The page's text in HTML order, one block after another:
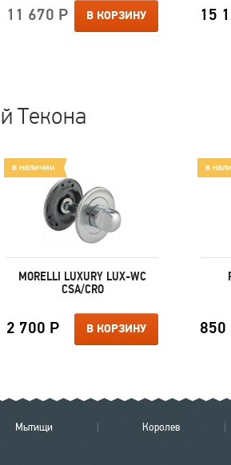
11 670 Р В КОРЗИНУ 15
Текона
в наличии
MORELLI LUXURY LUX-WC
CSA/CRO
2 700 Р В КОРЗИНУ
в
850
Мытищи Королев